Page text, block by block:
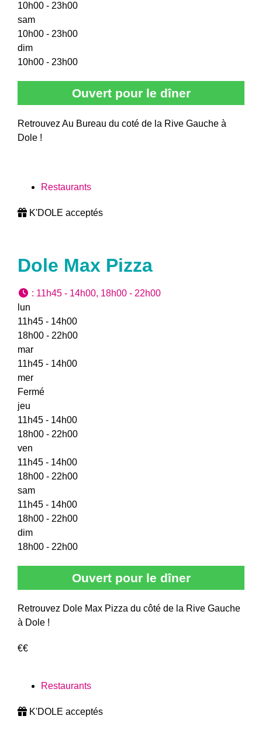
10h00 - 23h00
sam
10h00 - 23h00
dim
10h00 - 23h00
Ouvert pour le dîner
Retrouvez Au Bureau du coté de la Rive Gauche à
Dole !
Restaurants
K'DOLE acceptés
Dole Max Pizza
: 11h45 - 14h00, 18h00 - 22h00
lun
11h45 - 14h00
18h00 - 22h00
mar
11h45 - 14h00
mer
Fermé
jeu
11h45 - 14h00
18h00 - 22h00
ven
11h45 - 14h00
18h00 - 22h00
sam
11h45 - 14h00
18h00 - 22h00
dim
18h00 - 22h00
Ouvert pour le dîner
Retrouvez Dole Max Pizza du côté de la Rive Gauche
à Dole !
€€
Restaurants
K'DOLE acceptés